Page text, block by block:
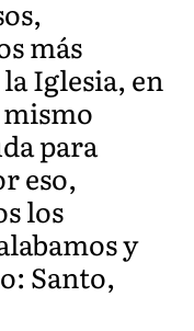
más
Iglesia, en
para
eso,
los
y
Santo,